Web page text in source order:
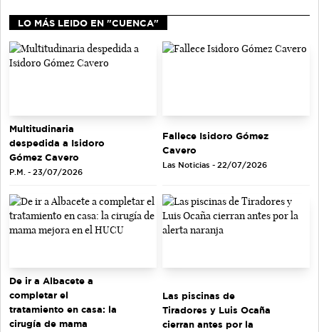
LO MÁS LEIDO EN "CUENCA"
Multitudinaria
despedida a Isidoro
Gómez Cavero
P.M. - 23/07/2026
Fallece Isidoro Gómez
Cavero
Las Noticias - 22/07/2026
De ir a Albacete a
completar el
tratamiento en casa: la
cirugía de mama
Las piscinas de
Tiradores y Luis Ocaña
cierran antes por la